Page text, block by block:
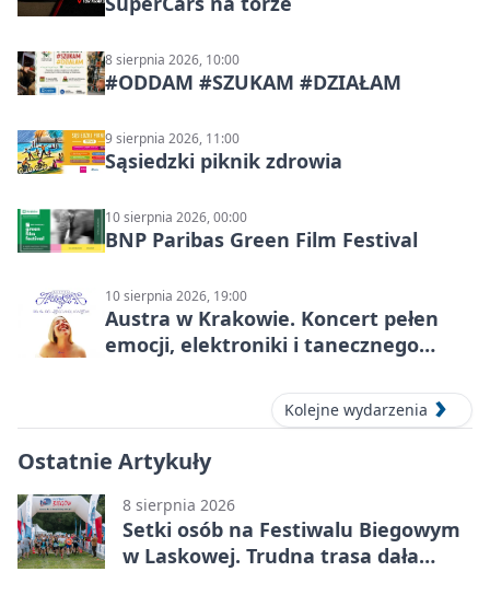
8 sierpnia 2026, 10:00
#ODDAM #SZUKAM #DZIAŁAM
9 sierpnia 2026, 11:00
Sąsiedzki piknik zdrowia
10 sierpnia 2026, 00:00
BNP Paribas Green Film Festival
10 sierpnia 2026, 19:00
Austra w Krakowie. Koncert pełen
emocji, elektroniki i tanecznego
Kolejne wydarzenia
Ostatnie Artykuły
8 sierpnia 2026
Setki osób na Festiwalu Biegowym
w Laskowej. Trudna trasa dała